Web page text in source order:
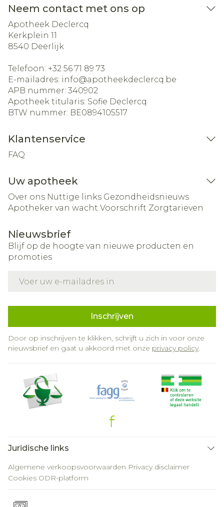
Neem contact met ons op
Apotheek Declercq
Kerkplein 11
8540 Deerlijk
Telefoon: +32 56 71 89 73
E-mailadres: info@apotheekdeclercq.be
APB nummer: 340902
Apotheek titularis: Sofie Declercq
BTW nummer: BE0894105517
Klantenservice
FAQ
Uw apotheek
Over ons Nuttige links Gezondheidsnieuws
Apotheker van wacht Voorschrift Zorgtarieven
Nieuwsbrief
Blijf op de hoogte van nieuwe producten en
promoties
Inschrijven
Door op inschrijven te klikken, schrijft u zich in voor onze
nieuwsbrief en gaat u akkoord met onze privacy policy.
Juridische links
Algemene verkoopsvoorwaarden Privacy disclaimer
Cookies ODR-platform